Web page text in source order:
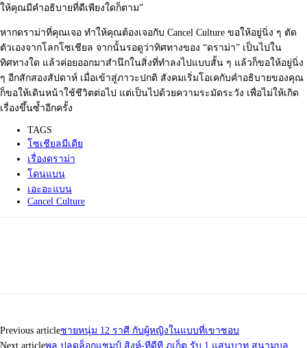
ให้คุณมีคำอธิบายที่ดีเพียงใดก็ตาม”
หากดราม่าที่คุณเจอ ทำให้คุณต้องเจอกับ Cancel Culture ขอให้อยู่นิ่ง ๆ ตัด
ตัวเองจากโลกโซเชียล จากนั้นรอดูว่าทิศทางของ “ดราม่า” เป็นไปใน
ทิศทางใด แล้วค่อยออกมาสำนึกในสิ่งที่ทำลงไปแบบสั้น ๆ แล้วก็ขอให้อยู่นิ่ง
ๆ อีกสักสองสัปดาห์ เมื่อเข้าสู่ภาวะปกติ สังคมเริ่มโอเคกับคำอธิบายของคุณ
ก็ขอให้เดินหน้าใช้ชีวิตต่อไป แต่เป็นไปด้วยความระมัดระวัง เพื่อไม่ให้เกิด
เรื่องขึ้นซ้ำอีกครั้ง
TAGS
โซเชียลมีเดีย
เรื่องดราม่า
โดนแบน
เอะอะแบน
Cancel Culture
Previous articleชายหนุ่ม 12 ราศี กับผู้หญิงในแบบที่เขาชอบ
Next articleพล ปลดล็อกแชมป์ สิงห์-ทีดีที ภูเก็ต รับ 1 แสนบาท สนามบลู